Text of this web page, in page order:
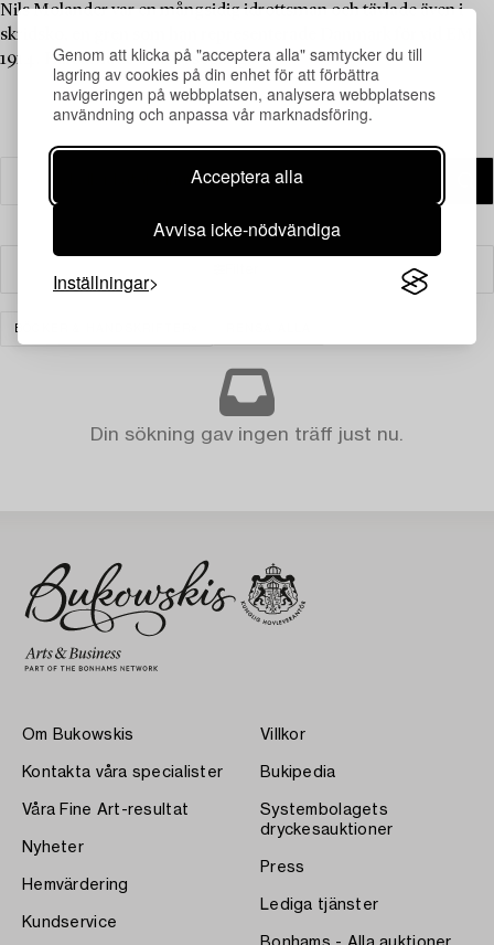
Genom att klicka på "acceptera alla" samtycker du till
lagring av cookies på din enhet för att förbättra
navigeringen på webbplatsen, analysera webbplatsens
användning och anpassa vår marknadsföring.
Acceptera alla
Avvisa icke-nödvändiga
Inställningar
Nils Molander var en mångsidig idrottsman och tävlade även i
skridsko, en gren som han representerade Danmark för vid EM
1914. Han tävlade också i segling.
BÖCKER & HANDSKRIFTER
Din sökning gav ingen träff just nu.
Om Bukowskis
Kontakta våra specialister
Våra Fine Art-resultat
Nyheter
Hemvärdering
Kundservice
Villkor
Bukipedia
Systembolagets
dryckesauktioner
Press
Lediga tjänster